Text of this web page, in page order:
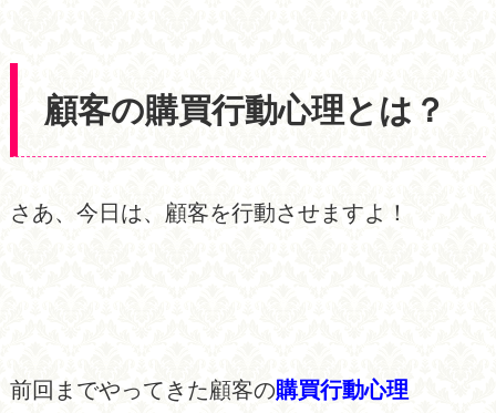
顧客の購買行動心理とは？
さあ、今日は、顧客を行動させますよ！
前回までやってきた顧客の購買行動心理